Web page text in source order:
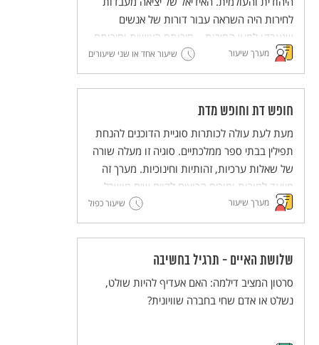
לחירות היה השראה עבור דורות של אנשים
שנאבקו למען החירות – חירותם האישית וחירותם
של אחרים. בכך, מעבר להיותו סיפור לאומי, סיפור
יציאת מצרים מבטא רעיון הומניסטי – חירות האדם
– וחושף את המנגנונים שדרכם בעלי הכוח
משעבדים אחרים. בשיעור הזה יפגשו התלמידים
טקסטים הקשורים ליציאת מצרים, שהדיון בהם
נועד להעצים את ההזדהות עם ערך החירות לכל
אדם, את האמפתיה לאחר ואת המודעות
למשמעות השליטה של אדם על זולתו.
מערך שיעור שיעור אחד או שני שיעורים
חופש דת וחופש מדת
מעת לעת עולה לכותרות סוגיית הדוכנים להנחת
תפילין בבתי ספר ממלכתיים. סוגיה זו מעלה שורה
של שאלות ערכיות, זהותיות וחינוכיות. מערך זה
מיועד למורות ומורים הרוצים לקיים שיח מושכל
בכיתה על התופעה. המערך מבקש ללבן את
הערכים "חופש דת" ו"חופש מדת" כזכויות יסוד,
וכן לדון באופיו של החינוך הממלכתי ושל יהדות
חילונית.
מערך שיעור שיעור כפול
שלושת האיים - תרגיל בחשיבה
סרטון המציב דילמה: האם אעדיף להיות שולט,
נשלט או אדם שחי בחברה שוויונית?